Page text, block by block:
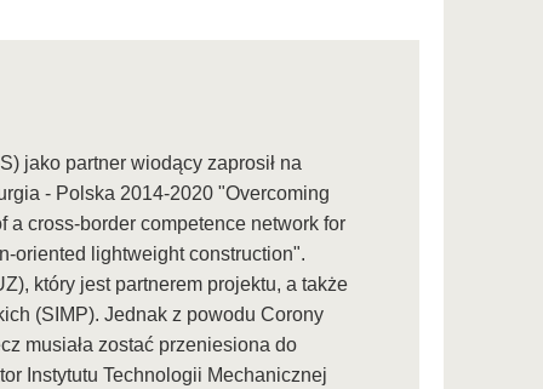
jako partner wiodący zaprosił na
- Polska 2014-2020 "Overcoming
cross-border competence network for
oriented lightweight construction".
który jest partnerem projektu, a także
(SIMP). Jednak z powodu Corony
musiała zostać przeniesiona do
Instytutu Technologii Mechanicznej